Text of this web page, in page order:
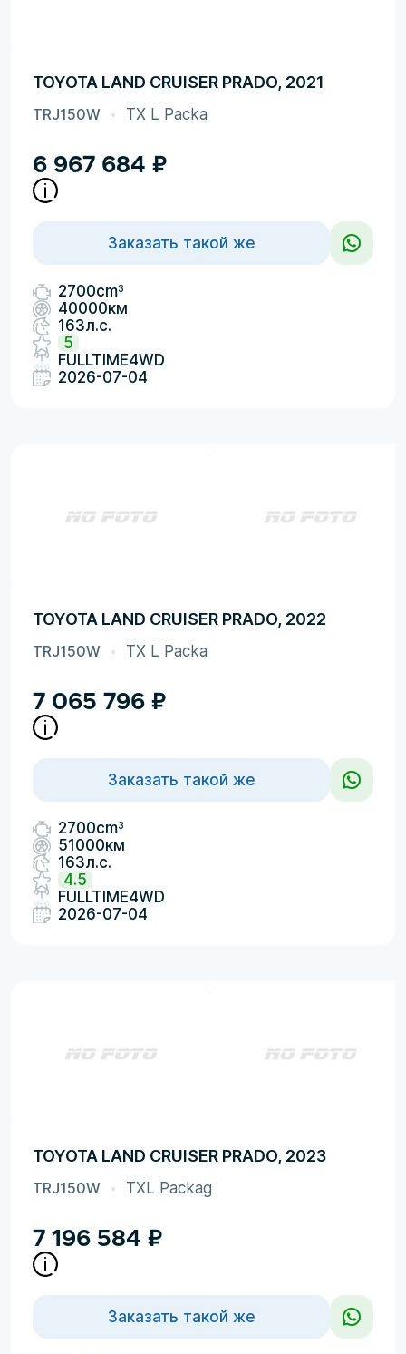
TOYOTA LAND CRUISER PRADO, 2021
TRJ150W TX L Packa
6 967 684 ₽
Заказать такой же
2700cm3
40000км
163л.с.
5
FULLTIME4WD
2026-07-04
TOYOTA LAND CRUISER PRADO, 2022
TRJ150W TX L Packa
7 065 796 ₽
Заказать такой же
2700cm3
51000км
163л.с.
4.5
FULLTIME4WD
2026-07-04
TOYOTA LAND CRUISER PRADO, 2023
TRJ150W TXL Packag
7 196 584 ₽
Заказать такой же